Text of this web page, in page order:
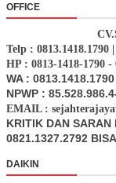
OFFICE
Telp : 0813.1418.1790
HP : 0813-1418-1790 -
WA :
NPWP :
EMAIL :
KRITIK DAN SARAN
0821.1327.2792
DAIKIN